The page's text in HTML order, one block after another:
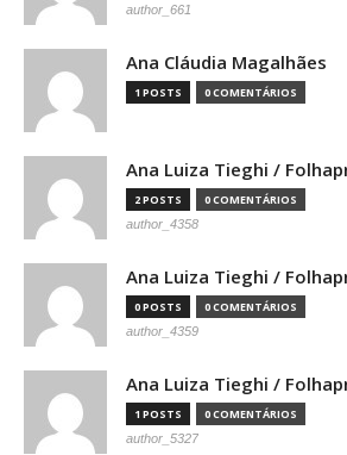
author_661
Ana Cláudia Magalhães
1 POSTS 0 COMENTÁRIOS
Ana Luiza Tieghi /
2 POSTS 0 COMENTÁRIOS
author_4358
Ana Luiza Tieghi /
0 POSTS 0 COMENTÁRIOS
author_4359
Ana Luiza Tieghi /
1 POSTS 0 COMENTÁRIOS
author_5327